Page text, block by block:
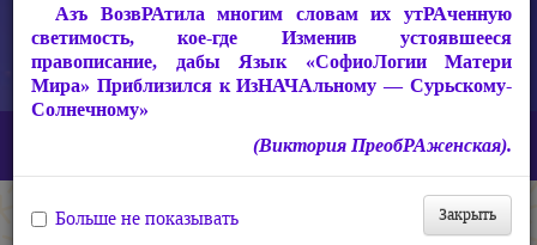
СакРАльная Поэзия Матери Мира
ГРАд Света ГРАД СВЕТА
ГРАД СВЕТА
Азъ ВозвРАтила многим словам их утРАченную
светимость, кое-где Изменив устоявшееся
правописание, дабы Язык «СофиоЛогии Матери
Мира» Приблизился к ИзНАЧАльному — Сурьскому-
Солнечному»
(Виктория ПреобРАженская).
Закрыть
Больше не показывать